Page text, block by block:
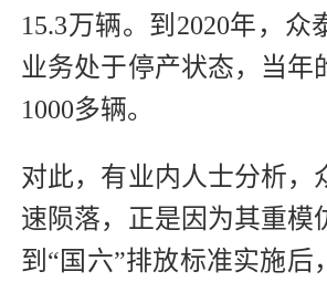
15.3万辆。到2020年，众
业务处于停产状态，当年
1000多辆。
对此，有业内人士分析，
速陨落，正是因为其重模
到“国六”排放标准实施后